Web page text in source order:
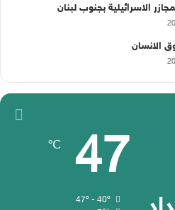
الاسرائيلية بجنوب لبنان
الانسان
47
℃
47º - 40º